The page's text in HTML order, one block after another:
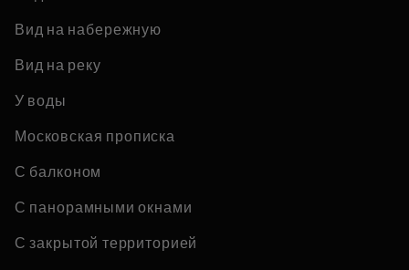
Вид на набережную
Вид на реку
У воды
Московская прописка
С балконом
С панорамными окнами
С закрытой территорией